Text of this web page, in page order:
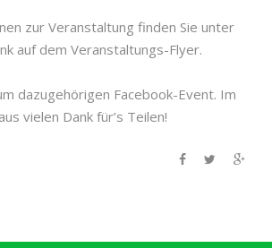
zur Veranstaltung finden Sie unter
auf dem Veranstaltungs-Flyer.
dazugehörigen Facebook-Event. Im
vielen Dank für’s Teilen!